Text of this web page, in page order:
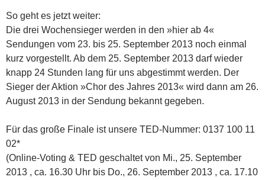
So geht es jetzt weiter:
Die drei Wochensieger werden in den »hier ab 4«
Sendungen vom 23. bis 25. September 2013 noch einmal
kurz vorgestellt. Ab dem 25. September 2013 darf wieder
knapp 24 Stunden lang für uns abgestimmt werden. Der
Sieger der Aktion »Chor des Jahres 2013« wird dann am 26.
August 2013 in der Sendung bekannt gegeben.
Für das große Finale ist unsere TED-Nummer: 0137 100 11
02*
(Online-Voting & TED geschaltet von Mi., 25. September
2013 , ca. 16.30 Uhr bis Do., 26. September 2013 , ca. 17.10